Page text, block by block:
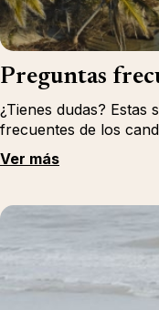
Preguntas
¿Tienes dudas? Estas
frecuentes de los
Ver más